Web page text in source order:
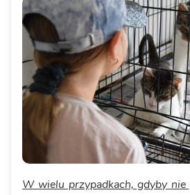
W wielu przypadkach, gdyby nie